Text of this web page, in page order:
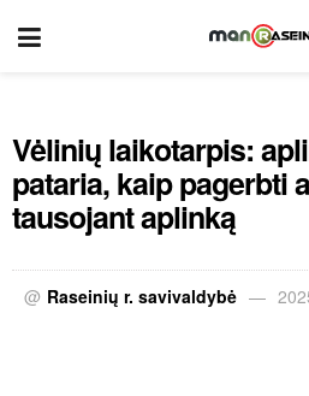
Vėlinių laikotarpis:
pataria, kaip pagerbti
tausojant aplinką
@ Raseinių r. savivaldybė